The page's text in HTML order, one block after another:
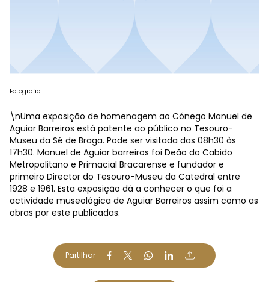
Fotografia
\nUma exposição de homenagem ao Cónego Manuel de
Aguiar Barreiros está patente ao público no Tesouro-
Museu da Sé de Braga. Pode ser visitada das 08h30 às
17h30. Manuel de Aguiar barreiros foi Deão do Cabido
Metropolitano e Primacial Bracarense e fundador e
primeiro Director do Tesouro-Museu da Catedral entre
1928 e 1961. Esta exposição dá a conhecer o que foi a
actividade museológica de Aguiar Barreiros assim como as
obras por este publicadas.
Partilhar